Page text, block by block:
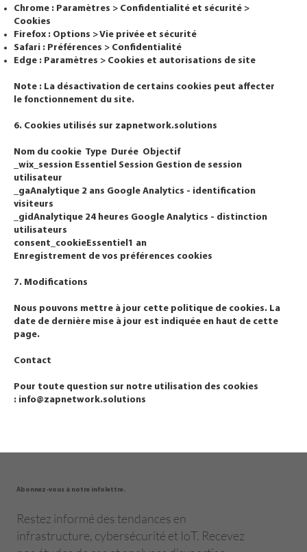
Chrome : Paramètres > Confidentialité et sécurité >
Cookies
Firefox : Options > Vie privée et sécurité
Safari : Préférences > Confidentialité
Edge : Paramètres > Cookies et autorisations de site
Note : La désactivation de certains cookies peut affecter
le fonctionnement du site.
6. Cookies utilisés sur zapnetwork.solutions
Nom du cookie Type Durée Objectif
_wix_session Essentiel Session Gestion de session
utilisateur
_gaAnalytique 2 ans Google Analytics - identification
visiteurs
_gidAnalytique 24 heures Google Analytics - distinction
utilisateurs
consent_cookieEssentiel1 an
Enregistrement de vos préférences cookies
7. Modifications
Nous pouvons mettre à jour cette politique de cookies. La
date de dernière mise à jour est indiquée en haut de cette
page.
Contact
Pour toute question sur notre utilisation des cookies
: info@zapnetwork.solutions
Abonnez-vous à notre infolettre.
Restez informé des tendances en
infrastructure, cybersécurité et IoT. Recevez